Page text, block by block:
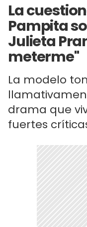
La
Pampita
Julieta
meterme"
La modelo
drama que
fuertes